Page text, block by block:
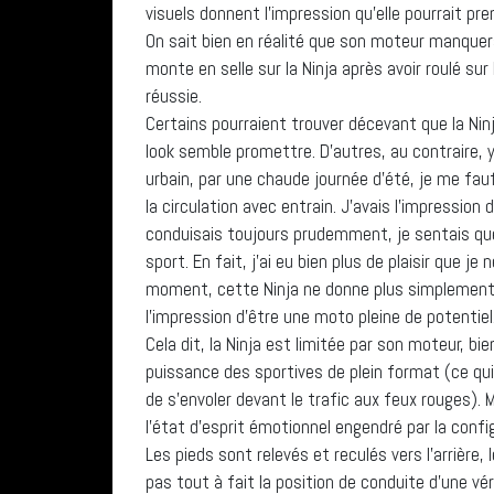
visuels donnent l’impression qu’elle pourrait
On sait bien en réalité que son moteur
monte en selle sur la Ninja après avoir roulé
réussie.
Certains pourraient trouver décevant que la
look semble promettre. D’autres, au
urbain, par une chaude journée d’été, je me
la circulation avec entrain. J’avais
conduisais toujours prudemment, je sentais
sport. En fait, j’ai eu bien plus de plaisir que je
moment, cette Ninja ne donne plus
l’impression d’être une moto pleine de
Cela dit, la Ninja est limitée par son moteur,
puissance des sportives de plein format (ce
de s’envoler devant le trafic aux feux rouges).
l’état d’esprit émotionnel engendré par la
Les pieds sont relevés et reculés vers
pas tout à fait la position de conduite d’une